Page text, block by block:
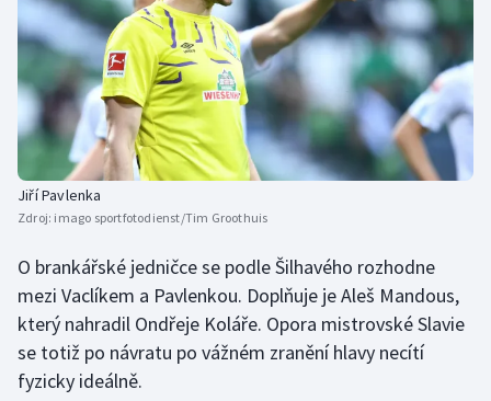
Jiří Pavlenka
Zdroj: imago sportfotodienst/Tim Groothuis
O brankářské jedničce se podle Šilhavého rozhodne
mezi Vaclíkem a Pavlenkou. Doplňuje je Aleš Mandous,
který nahradil Ondřeje Koláře. Opora mistrovské Slavie
se totiž po návratu po vážném zranění hlavy necítí
fyzicky ideálně.